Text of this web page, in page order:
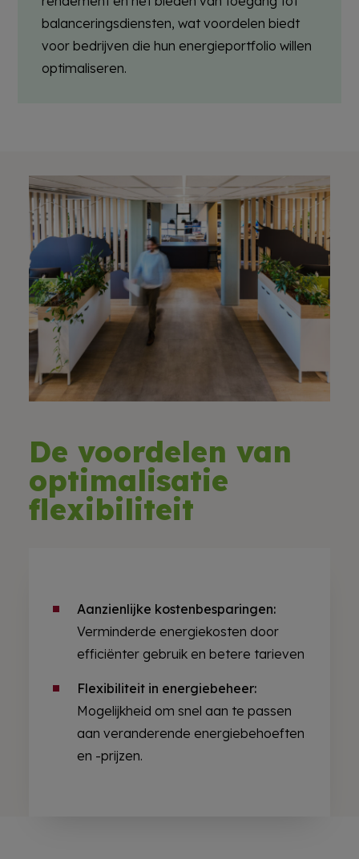
balanceringsdiensten, wat voordelen biedt
voor bedrijven die hun energieportfolio willen
optimaliseren​.
De voordelen van
optimalisatie
flexibiliteit
Aanzienlijke kostenbesparingen:
Verminderde energiekosten door
efficiënter gebruik en betere tarieven
Flexibiliteit in energiebeheer:
Mogelijkheid om snel aan te passen
aan veranderende energiebehoeften
en -prijzen.